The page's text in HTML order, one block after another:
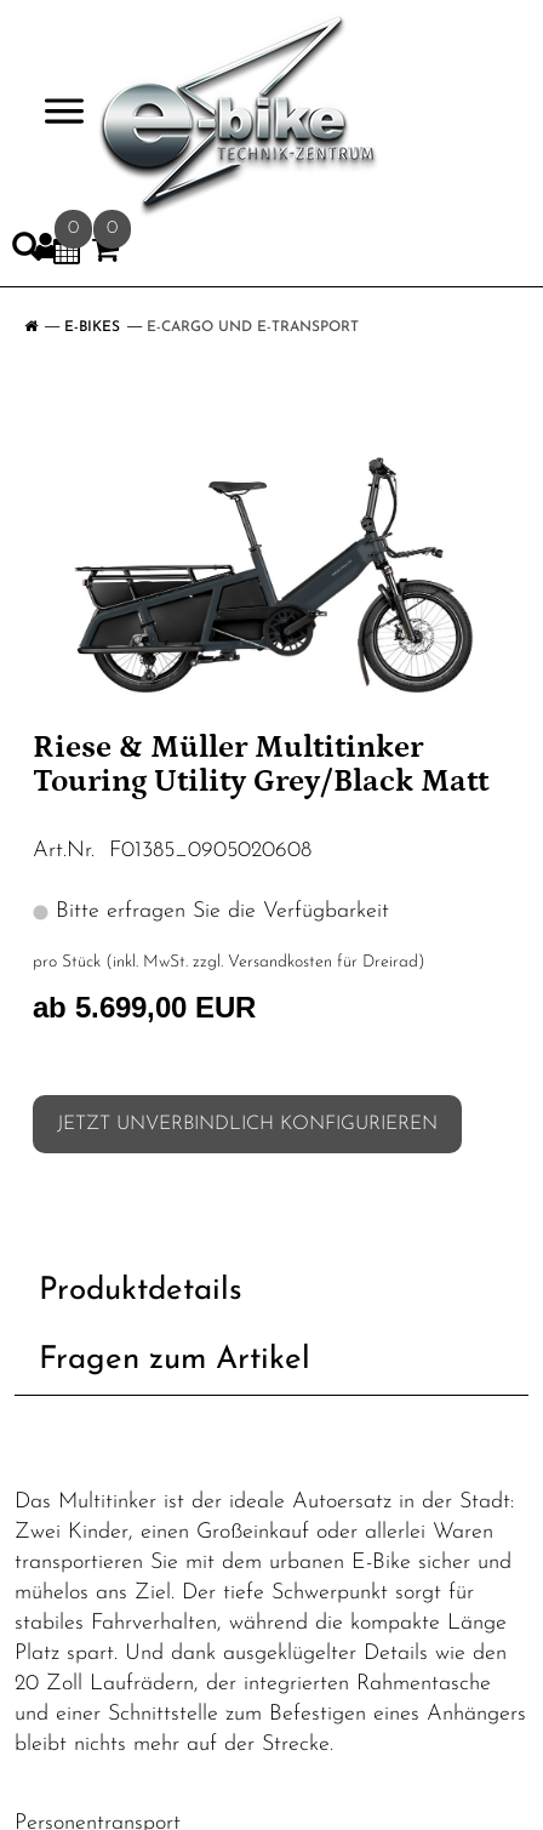
0 0
E-BIKES E-CARGO UND E-TRANSPORT
Riese & Müller Multitinker
Touring Utility Grey/Black Matt
Art.Nr. F01385_0905020608
Bitte erfragen Sie die Verfügbarkeit
pro Stück (inkl. MwSt. zzgl. Versandkosten für Dreirad )
ab 5.699,00 EUR
JETZT UNVERBINDLICH KONFIGURIEREN
Produktdetails
Fragen zum Artikel
Das Multitinker ist der ideale Autoersatz in der Stadt:
Zwei Kinder, einen Großeinkauf oder allerlei Waren
transportieren Sie mit dem urbanen E-Bike sicher und
mühelos ans Ziel. Der tiefe Schwerpunkt sorgt für
stabiles Fahrverhalten, während die kompakte Länge
Platz spart. Und dank ausgeklügelter Details wie den
20 Zoll Laufrädern, der integrierten Rahmentasche
und einer Schnittstelle zum Befestigen eines Anhängers
bleibt nichts mehr auf der Strecke.
Personentransport